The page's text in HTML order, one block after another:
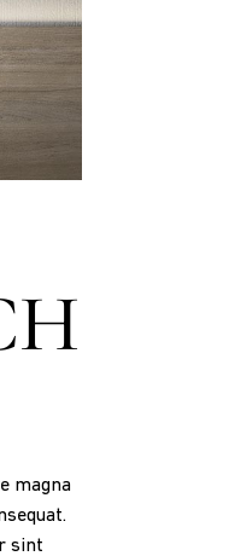
magna
sint